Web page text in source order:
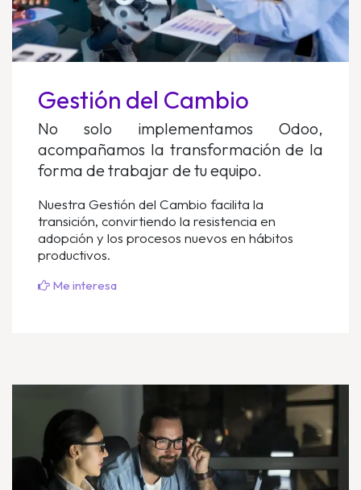
Gestión del Cambio
No solo implementamos Odoo,
acompañamos la transformación de la
forma de trabajar de tu equipo.
Nuestra Gestión del Cambio facilita la
transición, convirtiendo la resistencia en
adopción y los procesos nuevos en hábitos
productivos.
Me interesa